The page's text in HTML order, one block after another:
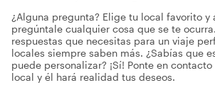
¿Alguna pregunta? Elige tu local favorito y
pregúntale cualquier cosa que se te
respuestas que necesitas para un viaje
locales siempre saben más. ¿Sabías que
puede personalizar? ¡Sí! Ponte en
local y él hará realidad tus deseos.